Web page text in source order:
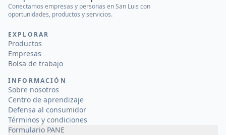
Conectamos empresas y personas en San Luis con
oportunidades, productos y servicios.
EXPLORAR
Productos
Empresas
Bolsa de trabajo
INFORMACIÓN
Sobre nosotros
Centro de aprendizaje
Defensa al consumidor
Términos y condiciones
Formulario PANE